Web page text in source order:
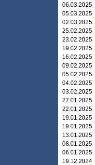
06.03.2025
05.03.2025
02.03.2025
25.02.2025
23.02.2025
19.02.2025
16.02.2025
09.02.2025
05.02.2025
04.02.2025
03.02.2025
27.01.2025
22.01.2025
19.01.2025
19.01.2025
13.01.2025
08.01.2025
06.01.2025
19.12.2024